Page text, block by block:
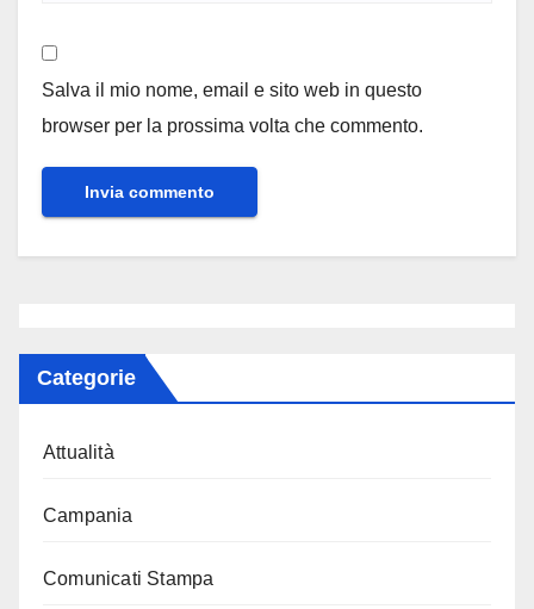
Salva il mio nome, email e sito web in questo
browser per la prossima volta che commento.
Categorie
Attualità
Campania
Comunicati Stampa